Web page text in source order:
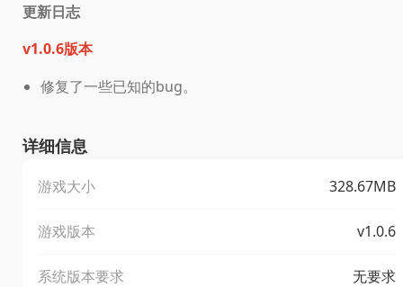
更新日志
v1.0.6版本
修复了一些已知的bug。
详细信息
游戏大小 328.67MB
游戏版本 v1.0.6
系统版本要求 无要求